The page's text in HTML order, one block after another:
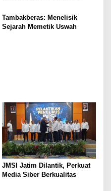
Ireng”
Tambakberas: Menelisik
Sejarah Memetik Uswah
JMSI Jatim Dilantik, Perkuat
Media Siber Berkualitas